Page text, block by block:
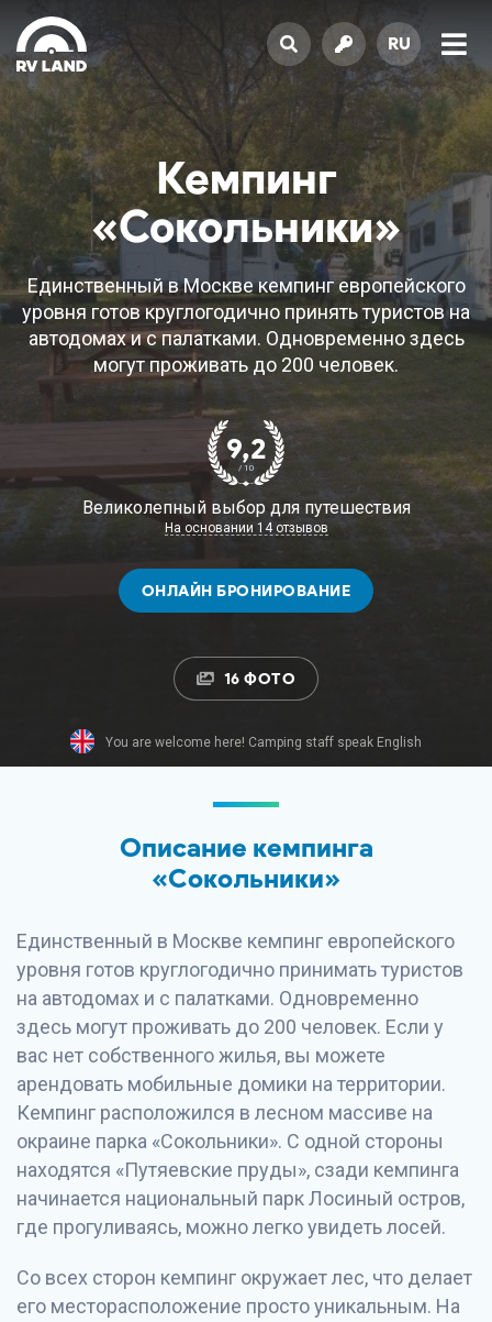
RU
Кемпинг
«Сокольники»
Единственный в Москве кемпинг европейского
уровня готов круглогодично принять туристов на
автодомах и с палатками. Одновременно здесь
могут проживать до 200 человек.
9,2
/ 10
Великолепный выбор для путешествия
На основании 14 отзывов
ОНЛАЙН БРОНИРОВАНИЕ
16 ФОТО
You are welcome here! Camping staff speak English
Описание кемпинга
«Сокольники»
Единственный в Москве кемпинг европейского
уровня готов круглогодично принимать туристов
на автодомах и с палатками. Одновременно
здесь могут проживать до 200 человек. Если у
вас нет собственного жилья, вы можете
арендовать мобильные домики на территории.
Кемпинг расположился в лесном массиве на
окраине парка «Сокольники». С одной стороны
находятся «Путяевские пруды», сзади кемпинга
начинается национальный парк Лосиный остров,
где прогуливаясь, можно легко увидеть лосей.
Со всех сторон кемпинг окружает лес, что делает
его месторасположение просто уникальным. На